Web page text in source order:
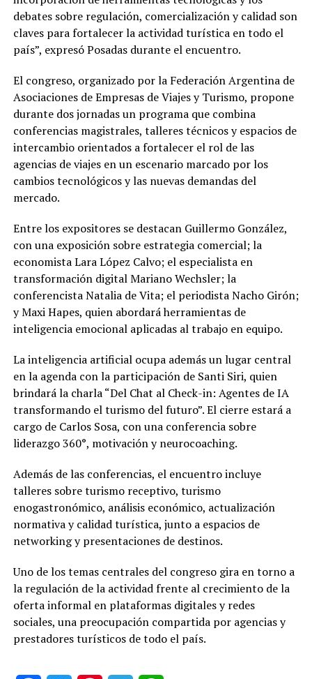
debates sobre regulación, comercialización y calidad son
claves para fortalecer la actividad turística en todo el
país”, expresó Posadas durante el encuentro.
El congreso, organizado por la Federación Argentina de
Asociaciones de Empresas de Viajes y Turismo, propone
durante dos jornadas un programa que combina
conferencias magistrales, talleres técnicos y espacios de
intercambio orientados a fortalecer el rol de las
agencias de viajes en un escenario marcado por los
cambios tecnológicos y las nuevas demandas del
mercado.
Entre los expositores se destacan Guillermo González,
con una exposición sobre estrategia comercial; la
economista Lara López Calvo; el especialista en
transformación digital Mariano Wechsler; la
conferencista Natalia de Vita; el periodista Nacho Girón;
y Maxi Hapes, quien abordará herramientas de
inteligencia emocional aplicadas al trabajo en equipo.
La inteligencia artificial ocupa además un lugar central
en la agenda con la participación de Santi Siri, quien
brindará la charla “Del Chat al Check-in: Agentes de IA
transformando el turismo del futuro”. El cierre estará a
cargo de Carlos Sosa, con una conferencia sobre
liderazgo 360°, motivación y neurocoaching.
Además de las conferencias, el encuentro incluye
talleres sobre turismo receptivo, turismo
enogastronómico, análisis económico, actualización
normativa y calidad turística, junto a espacios de
networking y presentaciones de destinos.
Uno de los temas centrales del congreso gira en torno a
la regulación de la actividad frente al crecimiento de la
oferta informal en plataformas digitales y redes
sociales, una preocupación compartida por agencias y
prestadores turísticos de todo el país.